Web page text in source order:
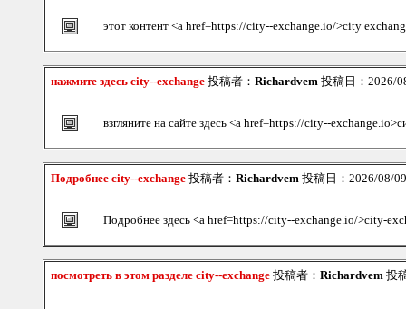
этот контент <a href=https://city--exchange.io/>city
нажмите здесь city--exchange 投稿者： Richardvem 投稿日：2026/
взгляните на сайте здесь <a href=https://city--
Подробнее city--exchange 投稿者： Richardvem 投稿日：2026/08/
Подробнее здесь <a href=https://city--exchange.io/>city-
посмотреть в этом разделе city--exchange 投稿者： Richardvem 投